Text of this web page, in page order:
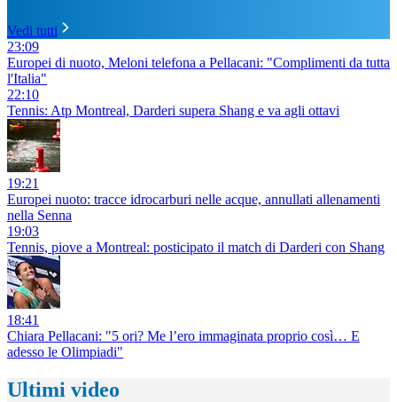
Vedi tutti
23:09
Europei di nuoto, Meloni telefona a Pellacani: "Complimenti da tutta
l'Italia"
22:10
Tennis: Atp Montreal, Darderi supera Shang e va agli ottavi
19:21
Europei nuoto: tracce idrocarburi nelle acque, annullati allenamenti
nella Senna
19:03
Tennis, piove a Montreal: posticipato il match di Darderi con Shang
18:41
Chiara Pellacani: "5 ori? Me l’ero immaginata proprio così… E
adesso le Olimpiadi"
Ultimi video